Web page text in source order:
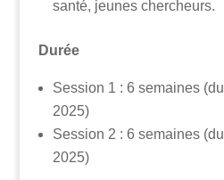
santé, jeunes chercheurs.
Durée
Session 1 : 6 semaines
2025)
Session 2 : 6 semaines
2025)